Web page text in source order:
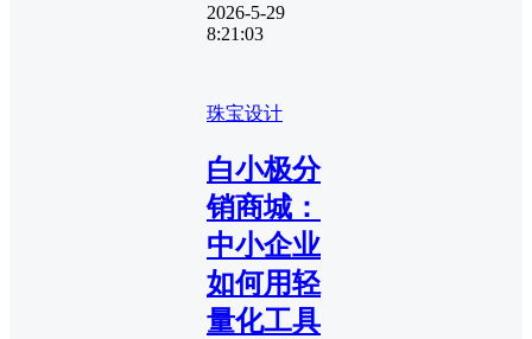
2026-5-29
8:21:03
珠宝设计
白小极分
销商城：
中小企业
如何用轻
量化工具